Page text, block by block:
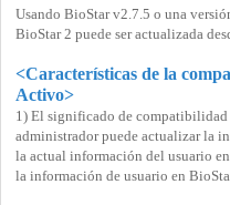
Usando BioStar v2.7.5 o una
BioStar 2 puede ser actualizada
<Características de la
Activo>
1) El significado de
administrador puede actualizar la
la actual información del usuario
la información de usuario en